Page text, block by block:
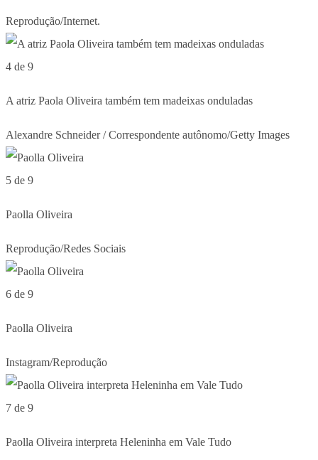
Reprodução/Internet.
4 de 9
A atriz Paola Oliveira também tem madeixas onduladas
Alexandre Schneider / Correspondente autônomo/Getty Images
5 de 9
Paolla Oliveira
Reprodução/Redes Sociais
6 de 9
Paolla Oliveira
Instagram/Reprodução
7 de 9
Paolla Oliveira interpreta Heleninha em Vale Tudo